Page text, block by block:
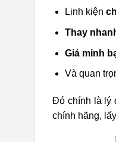
Linh kiện
Thay
Giá minh
Và quan
Đó chính là lý
chính hãng,